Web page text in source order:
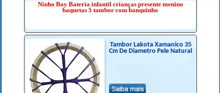
Ninho Boy Bateria infantil crianças presente menino
baquetas 5 tambor com banquinho
Tambor Lakota Xamanico 35
Cm De Diametro Pele Natural